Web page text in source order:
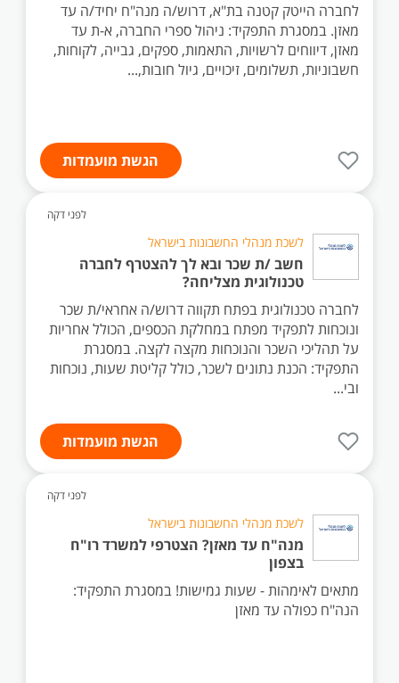
לחברה הייטק קטנה בת"א, דרוש/ה מנה"ח יחיד/ה עד
מאזן. במסגרת התפקיד: ניהול ספרי החברה, א-ת עד
מאזן, דיווחים לרשויות, התאמות, ספקים, גבייה, לקוחות,
חשבוניות, תשלומים, זיכויים, גיול חובות,...
הגשת מועמדות
לפני דקה
לשכת מנהלי החשבונות בישראל
חשב /ת שכר ובא לך להצטרף לחברה
טכנולוגית מצליחה?
לחברה טכנולוגית בפתח תקווה דרוש/ה אחראי/ת שכר
ונוכחות לתפקיד מפתח במחלקת הכספים, הכולל אחריות
על תהליכי השכר והנוכחות מקצה לקצה. במסגרת
התפקיד: הכנת נתונים לשכר, כולל קליטת שעות, נוכחות
ובי...
הגשת מועמדות
לפני דקה
לשכת מנהלי החשבונות בישראל
מנה"ח עד מאזן? הצטרפי למשרד רו"ח
בצפון
מתאים לאימהות - שעות גמישות! במסגרת התפקיד:
הנה"ח כפולה עד מאזן